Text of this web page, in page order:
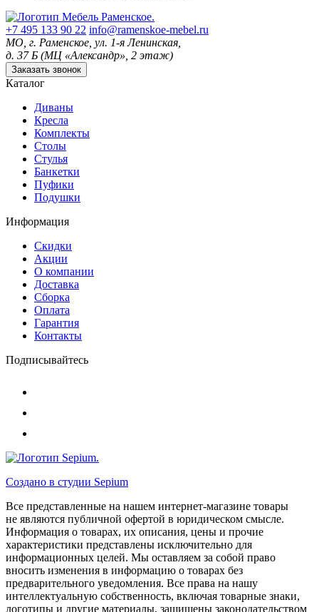
+7 495 133 90 22 info@ramenskoe-mebel.ru
МО, г. Раменское, ул. 1-я Ленинская,
д. 37 Б (МЦ «Александр», 2 этаж)
Заказать звонок
Каталог
Диваны
Кресла
Комплекты
Столы
Стулья
Банкетки
Пуфики
Подушки
Информация
Скидки
Акции
О компании
Доставка
Сборка
Оплата
Гарантия
Контакты
Подписывайтесь
Создано в студии Sepium
Все представленные на нашем интернет-магазине товары
не являются публичной офертой в юридическом смысле.
Информация о товарах, их описания, цены и прочие
характеристики представлены исключительно для
информационных целей. Мы оставляем за собой право
вносить изменения в информацию о товарах без
предварительного уведомления. Все права на нашу
интеллектуальную собственность, включая товарные знаки,
логотипы и другие материалы, защищены законодательством